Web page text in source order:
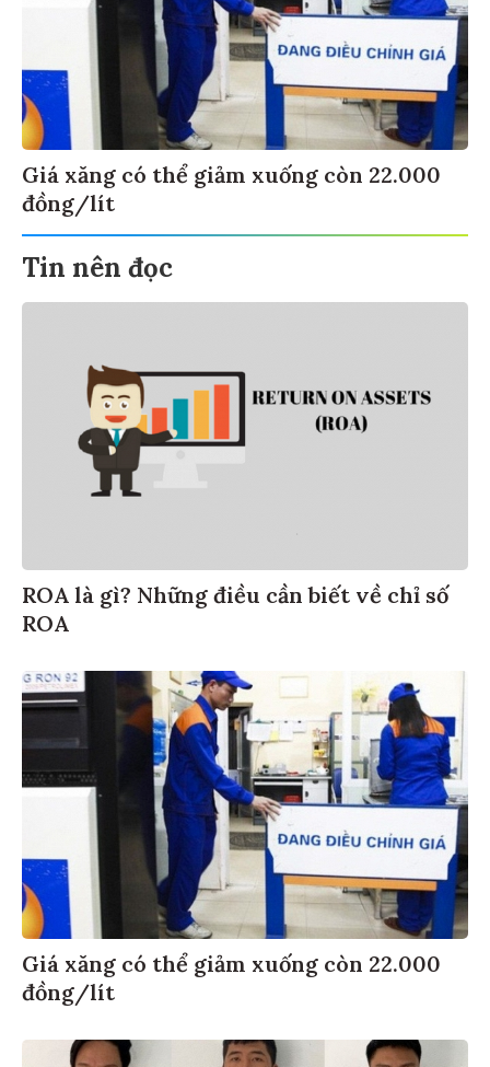
Giá xăng có thể giảm xuống còn 22.000
đồng/lít
Tin nên đọc
ROA là gì? Những điều cần biết về chỉ số
ROA
Giá xăng có thể giảm xuống còn 22.000
đồng/lít